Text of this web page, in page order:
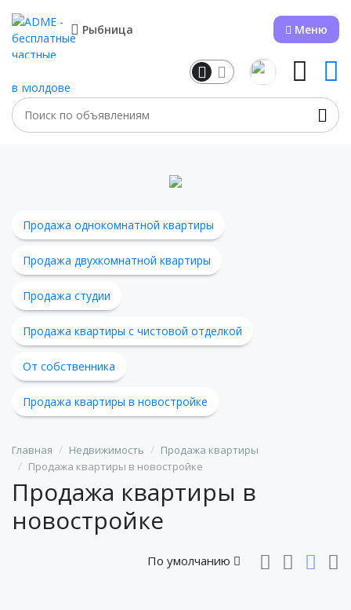
Рыбница Меню
Продажа однокомнатной квартиры
Продажа двухкомнатной квартиры
Продажа студии
Продажа квартиры с чистовой отделкой
От собственника
Продажа квартиры в новостройке
Главная Недвижимость
Продажа квартиры
Продажа квартиры в новостройке
Продажа квартиры в
новостройке
По умолчанию